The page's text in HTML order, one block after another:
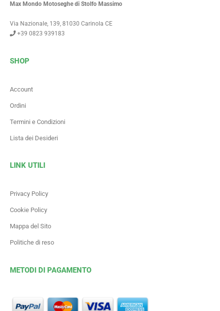
Max Mondo Motoseghe di Stolfo Massimo
Via Nazionale, 139, 81030 Carinola CE
+39 0823 939183
SHOP
Account
Ordini
Termini e Condizioni
Lista dei Desideri
LINK UTILI
Privacy Policy
Cookie Policy
Mappa del Sito
Politiche di reso
METODI DI PAGAMENTO